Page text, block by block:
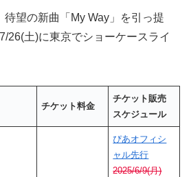
望の新曲「My Way」を引っ提
26(土)に東京でショーケースライ
チケット料金
チケット販売
スケジュール
ぴあオフィシ
ャル先行
2025/6/9(月)